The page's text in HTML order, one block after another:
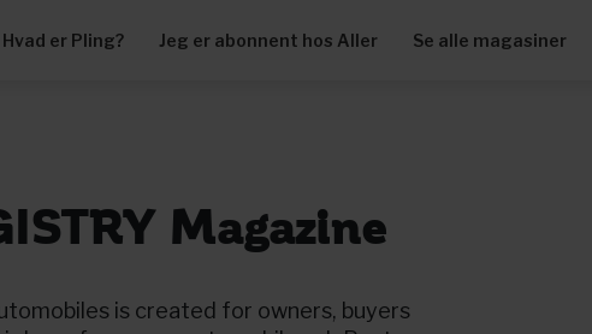
Hvad er Pling? Jeg er abonnent hos Aller Se alle magasiner
Magazine
is created for owners, buyers